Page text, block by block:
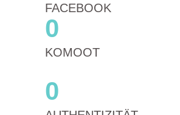
FACEBOOK
0
KOMOOT
0